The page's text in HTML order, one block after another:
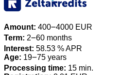
Amount: 400౼4000 EUR
Term: 2౼60 months
Interest: 58.53 % APR
Age: 19౼75 years
Processing time: 15 min.